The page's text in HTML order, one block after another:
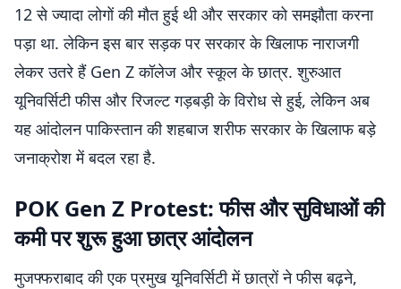
12 से ज्यादा लोगों की मौत हुई थी और सरकार को समझौता करना
पड़ा था. लेकिन इस बार सड़क पर सरकार के खिलाफ नाराजगी
लेकर उतरे हैं Gen Z कॉलेज और स्कूल के छात्र. शुरुआत
यूनिवर्सिटी फीस और रिजल्ट गड़बड़ी के विरोध से हुई, लेकिन अब
यह आंदोलन पाकिस्तान की शहबाज शरीफ सरकार के खिलाफ बड़े
जनाक्रोश में बदल रहा है.
POK Gen Z Protest: फीस और सुविधाओं की
कमी पर शुरू हुआ छात्र आंदोलन
मुजफ्फराबाद की एक प्रमुख यूनिवर्सिटी में छात्रों ने फीस बढ़ने,